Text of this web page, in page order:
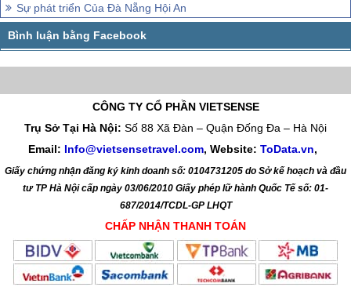
Sự phát triển Của Đà Nẵng Hội An
CÔNG TY CỔ PHẦN VIETSENSE
Trụ Sở Tại Hà Nội: Số 88 Xã Đàn – Quận Đống Đa – Hà Nội
Email: Info@vietsensetravel.com, Website: ToData.vn,
Giấy chứng nhận đăng ký kinh doanh số: 0104731205 do Sở kế hoạch và đầu
tư TP Hà Nội cấp ngày 03/06/2010 Giấy phép lữ hành Quốc Tế số: 01-
687/2014/TCDL-GP LHQT
CHẤP NHẬN THANH TOÁN